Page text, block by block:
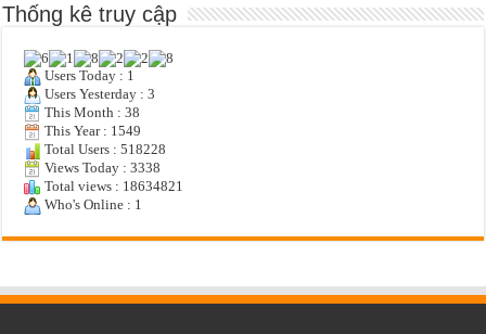
Thống kê truy cập
Users Today : 1
Users Yesterday : 3
This Month : 38
This Year : 1549
Total Users : 518228
Views Today : 3338
Total views : 18634821
Who's Online : 1